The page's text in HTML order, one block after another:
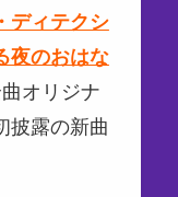
ディテクシ
夜のおはな
オリジナ
披露の新曲